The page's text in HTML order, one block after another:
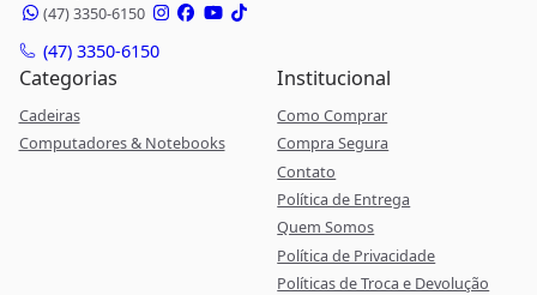
(47) 3350-6150
(47) 3350-6150
Categorias
Cadeiras
Computadores & Notebooks
Institucional
Como Comprar
Compra Segura
Contato
Política de Entrega
Quem Somos
Política de Privacidade
Políticas de Troca e Devolução